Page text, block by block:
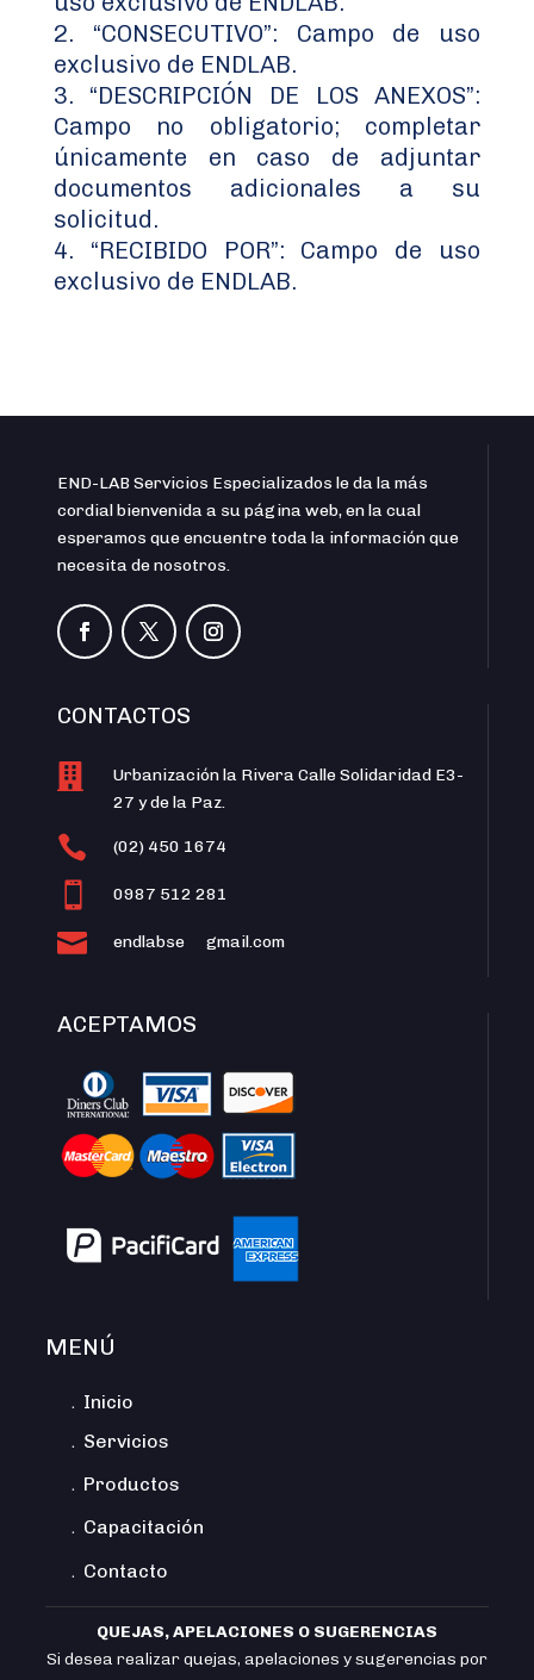
“CONSECUTIVO”: Campo de uso
exclusivo de ENDLAB.
“DESCRIPCIÓN DE LOS ANEXOS”:
Campo no obligatorio; completar
únicamente en caso de adjuntar
documentos adicionales a su
solicitud.
“RECIBIDO POR”: Campo de uso
exclusivo de ENDLAB.
END-LAB Servicios Especializados le da la más
cordial bienvenida a su página web, en la cual
esperamos que encuentre toda la información que
necesita de nosotros.
CONTACTOS

Urbanización la Rivera Calle Solidaridad E3-
27 y de la Paz.
 (02) 450 1674
 0987 512 281
 endlabse gmail.com
ACEPTAMOS
MENÚ
﹒Inicio
﹒Servicios
﹒Productos
﹒Capacitación
﹒Contacto
QUEJAS, APELACIONES O SUGERENCIAS
Si desea realizar quejas, apelaciones y sugerencias por